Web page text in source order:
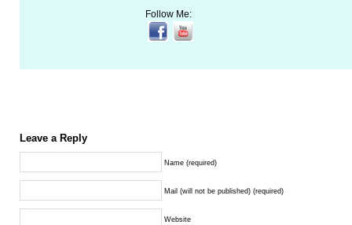
Follow Me:
Leave a Reply
Name (required)
Mail (will not be published) (required)
Website